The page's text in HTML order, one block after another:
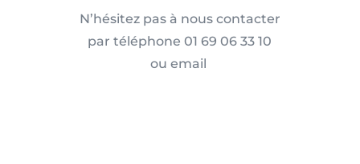
N’hésitez pas à nous contacter
par téléphone01 69 06 33 10
ou email